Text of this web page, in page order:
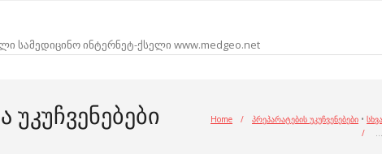
სამედიცინო ინტერნეტ-ქსელი www.medgeo.net
Home / პრეპარატების უკუჩვენებები • სხვა
/
…